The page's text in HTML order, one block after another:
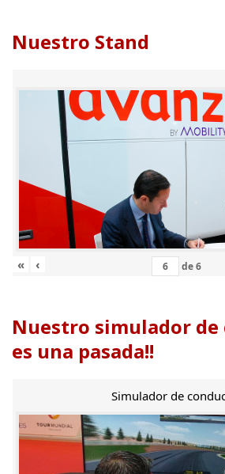
Nuestro Stand
« ‹ de6
Nuestro simulador de
es una pasada!!
Simulador de